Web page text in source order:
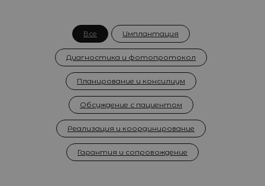
Все Имплантация
Диагностика и фотопротокол
Планирование и консилиум
Обсуждение с пациентом
Реализация и координирование
Гарантия и сопровождение